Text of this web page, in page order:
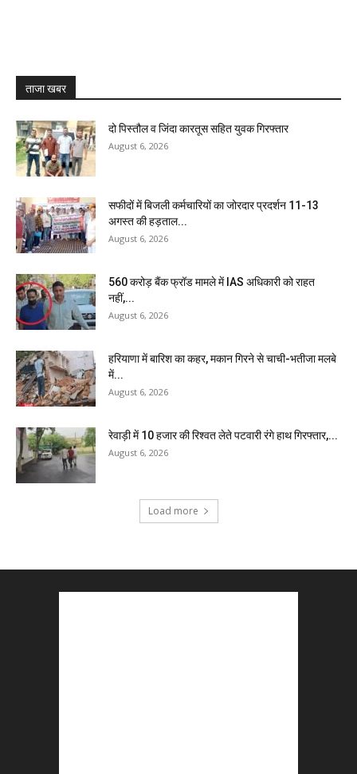
ताजा खबर
दो पिस्तौल व जिंदा कारतूस सहित युवक गिरफ्तार
August 6, 2026
सफीदों में बिजली कर्मचारियों का जोरदार प्रदर्शन 11-13
अगस्त की हड़ताल...
August 6, 2026
₹560 करोड़ बैंक फ्रॉड मामले में IAS अधिकारी को राहत
नहीं,...
August 6, 2026
हरियाणा में बारिश का कहर, मकान गिरने से चाची-भतीजा मलबे
में...
August 6, 2026
रेवाड़ी में 10 हजार की रिश्वत लेते पटवारी रंगे हाथ गिरफ्तार,...
August 6, 2026
Load more